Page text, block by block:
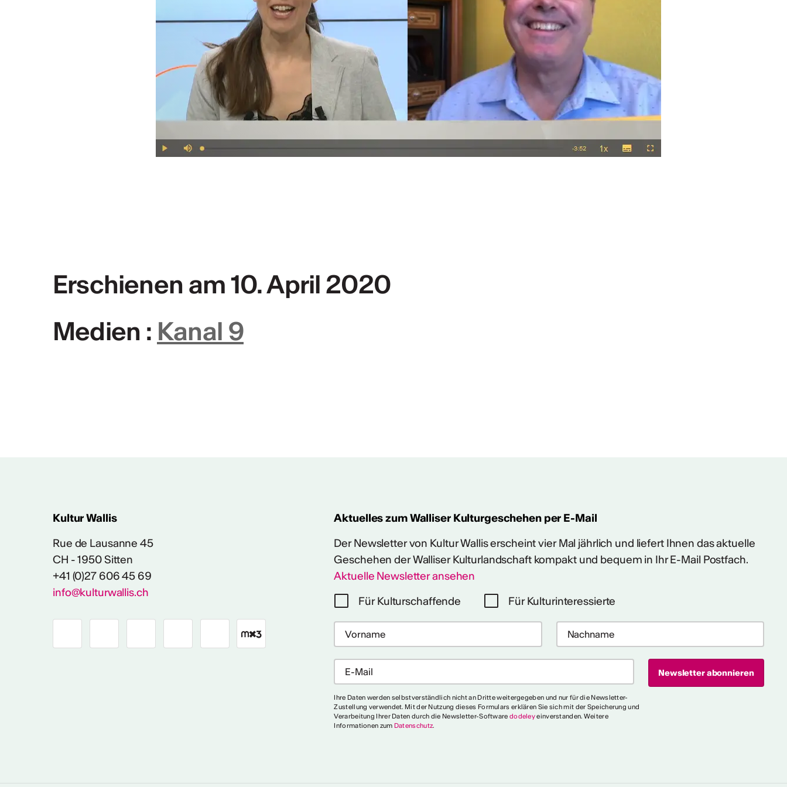
MEHR INFOS & KONTAKT Tätigkeitsbericht
Erschienen am 10. April 2020
Medien : Kanal 9
Kultur Wallis
Rue de Lausanne 45
CH - 1950 Sitten
+41 (0)27 606 45 69
info@kulturwallis.ch
Aktuelles zum Walliser Kulturgeschehen per E-Mail
Der Newsletter von Kultur Wallis erscheint vier Mal jährlich und liefert Ihnen das aktuelle
Geschehen der Walliser Kulturlandschaft kompakt und bequem in Ihr E-Mail Postfach.
Aktuelle Newsletter ansehen
Für Kulturschaffende
Für Kulturinteressierte
Ihre Daten werden selbstverständlich nicht an Dritte weitergegeben und nur für die Newsletter-
Zustellung verwendet. Mit der Nutzung dieses Formulars erklären Sie sich mit der Speicherung und
Verarbeitung Ihrer Daten durch die Newsletter-Software dodeleyeinverstanden. Weitere
Informationen zum Datenschutz.